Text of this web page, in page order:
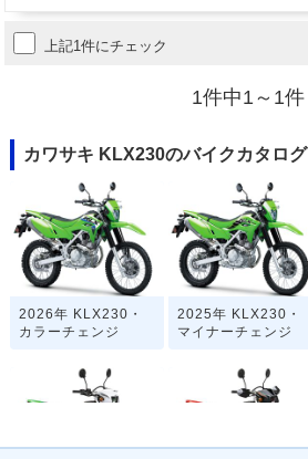
上記1件にチェック
1件中1～1件
カワサキ KLX230のバイクカタログ
2026年 KLX230・
カラーチェンジ
2025年 KLX230・
マイナーチェンジ